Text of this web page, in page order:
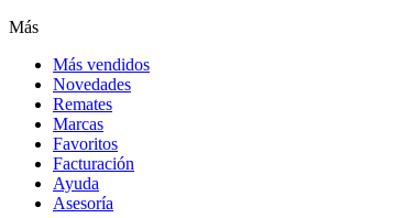
Más
Más vendidos
Novedades
Remates
Marcas
Favoritos
Facturación
Ayuda
Asesoría